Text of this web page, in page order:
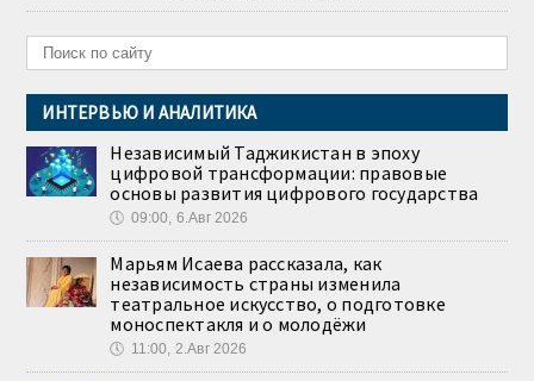
ИНТЕРВЬЮ И АНАЛИТИКА
Независимый Таджикистан в эпоху
цифровой трансформации: правовые
основы развития цифрового государства
🕔 09:00, 6.Авг 2026
Марьям Исаева рассказала, как
независимость страны изменила
театральное искусство, о подготовке
моноспектакля и о молодёжи
🕔 11:00, 2.Авг 2026